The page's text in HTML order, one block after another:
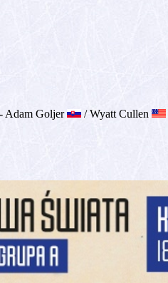
- Adam Goljer / Wyatt Cullen